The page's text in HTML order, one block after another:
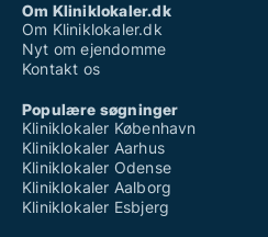
Om Kliniklokaler.dk
Om Kliniklokaler.dk
Nyt om ejendomme
Kontakt os
Populære søgninger
Kliniklokaler København
Kliniklokaler Aarhus
Kliniklokaler Odense
Kliniklokaler Aalborg
Kliniklokaler Esbjerg